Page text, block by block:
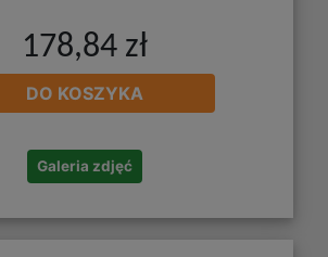
178,84 zł
DO KOSZYKA
Galeria zdjęć